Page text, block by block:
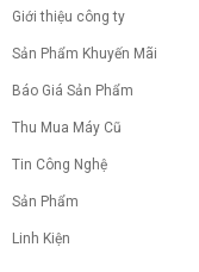
Giới thiệu công ty
Sản Phẩm Khuyến Mãi
Báo Giá Sản Phẩm
Thu Mua Máy Cũ
Tin Công Nghệ
Sản Phẩm
Linh Kiện